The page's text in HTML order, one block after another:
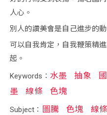
人心。
別人的讚美會是自己進步的
可以自我肯定，自我鞭策精
起。
Keywords： 水墨 抽象
墨
線條 色塊
Subject： 圖騰 色塊 線條